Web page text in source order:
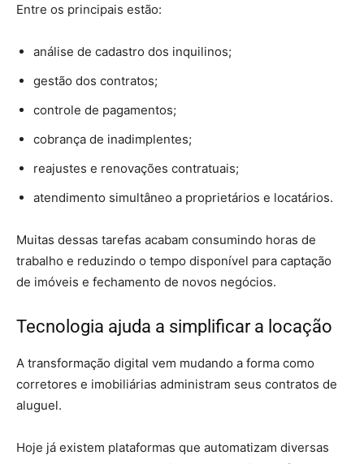
Entre os principais estão:
análise de cadastro dos inquilinos;
gestão dos contratos;
controle de pagamentos;
cobrança de inadimplentes;
reajustes e renovações contratuais;
atendimento simultâneo a proprietários e locatários.
Muitas dessas tarefas acabam consumindo horas de
trabalho e reduzindo o tempo disponível para captação
de imóveis e fechamento de novos negócios.
Tecnologia ajuda a simplificar a locação
A transformação digital vem mudando a forma como
corretores e imobiliárias administram seus contratos de
aluguel.
Hoje já existem plataformas que automatizam diversas